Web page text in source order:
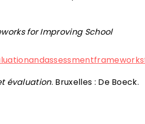
for Improving School
évaluation. Bruxelles : De Boeck.